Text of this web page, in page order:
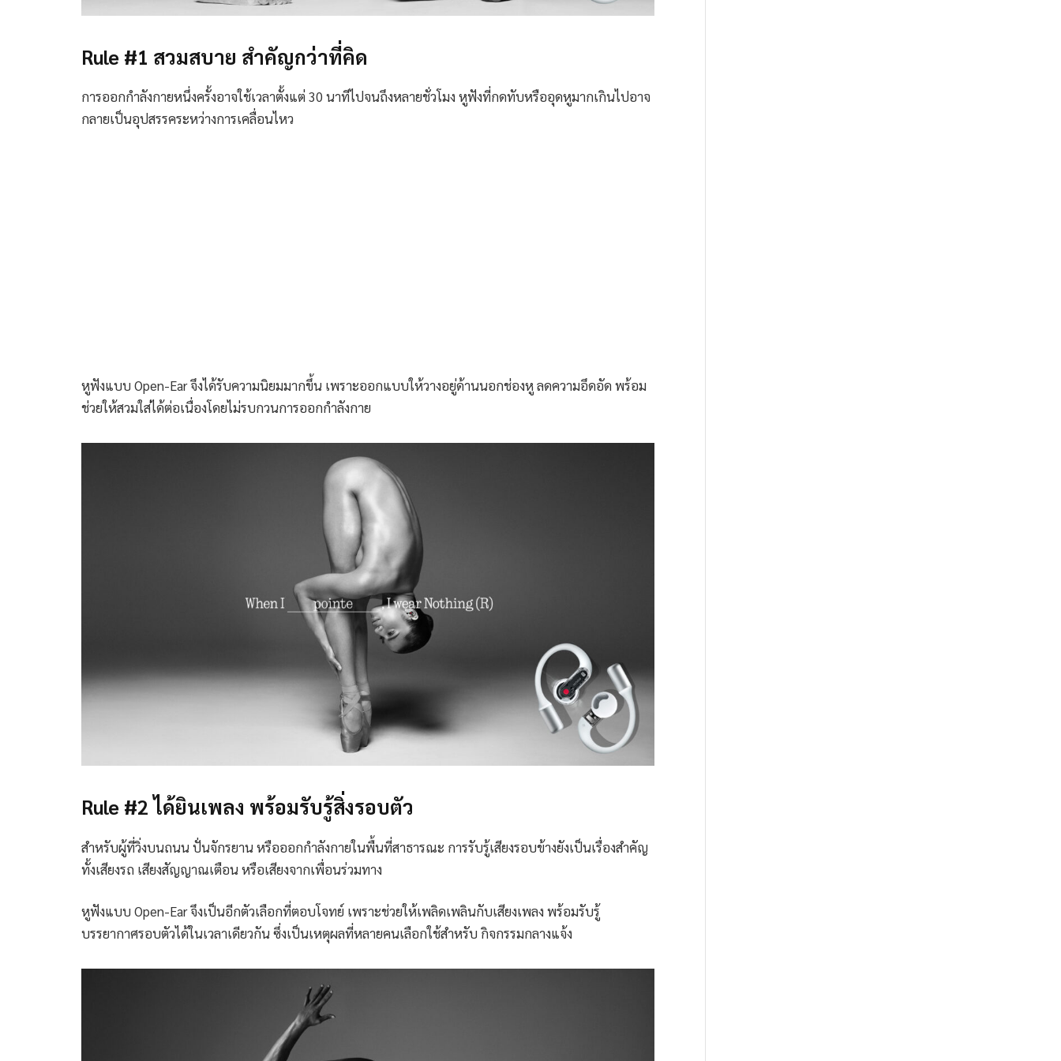
Rule #1 สวมสบาย สำคัญกว่าที่คิด
การออกกำลังกายหนึ่งครั้งอาจใช้เวลาตั้งแต่ 30 นาทีไปจนถึงหลายชั่วโมง หูฟังที่กดทับหรืออุดหูมากเกินไปอาจ
กลายเป็นอุปสรรคระหว่างการเคลื่อนไหว
หูฟังแบบ Open-Ear จึงได้รับความนิยมมากขึ้น เพราะออกแบบให้วางอยู่ด้านนอกช่องหู ลดความอึดอัด พร้อม
ช่วยให้สวมใส่ได้ต่อเนื่องโดยไม่รบกวนการออกกำลังกาย
Rule #2 ได้ยินเพลง พร้อมรับรู้สิ่งรอบตัว
สำหรับผู้ที่วิ่งบนถนน ปั่นจักรยาน หรือออกกำลังกายในพื้นที่สาธารณะ การรับรู้เสียงรอบข้างยังเป็นเรื่องสำคัญ
ทั้งเสียงรถ เสียงสัญญาณเตือน หรือเสียงจากเพื่อนร่วมทาง
หูฟังแบบ Open-Ear จึงเป็นอีกตัวเลือกที่ตอบโจทย์ เพราะช่วยให้เพลิดเพลินกับเสียงเพลง พร้อมรับรู้
บรรยากาศรอบตัวได้ในเวลาเดียวกัน ซึ่งเป็นเหตุผลที่หลายคนเลือกใช้สำหรับ กิจกรรมกลางแจ้ง